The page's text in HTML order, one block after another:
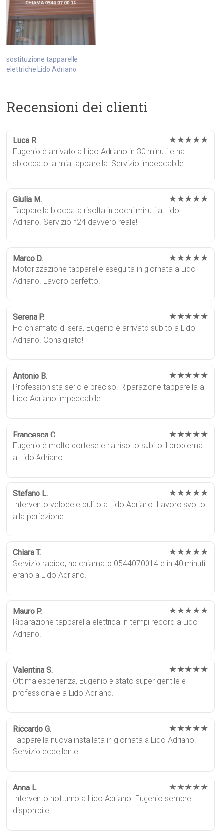
sostituzione tapparelle
elettriche Lido Adriano
Recensioni dei clienti
Luca R. ★★★★★
Eugenio è arrivato a Lido Adriano in 30 minuti e ha
sbloccato la mia tapparella. Servizio impeccabile!
Giulia M. ★★★★★
Tapparella bloccata risolta in pochi minuti a Lido
Adriano. Servizio h24 davvero reale!
Marco D. ★★★★★
Motorizzazione tapparelle eseguita in giornata a Lido
Adriano. Lavoro perfetto!
Serena P. ★★★★★
Ho chiamato di sera, Eugenio è arrivato subito a Lido
Adriano. Consigliato!
Antonio B. ★★★★★
Professionista serio e preciso. Riparazione tapparella a
Lido Adriano impeccabile.
Francesca C. ★★★★★
Eugenio è molto cortese e ha risolto subito il problema
a Lido Adriano.
Stefano L. ★★★★★
Intervento veloce e pulito a Lido Adriano. Lavoro svolto
alla perfezione.
Chiara T. ★★★★★
Servizio rapido, ho chiamato 0544070014 e in 40 minuti
erano a Lido Adriano.
Mauro P. ★★★★★
Riparazione tapparella elettrica in tempi record a Lido
Adriano.
Valentina S. ★★★★★
Ottima esperienza, Eugenio è stato super gentile e
professionale a Lido Adriano.
Riccardo G. ★★★★★
Tapparella nuova installata in giornata a Lido Adriano.
Servizio eccellente.
Anna L. ★★★★★
Intervento notturno a Lido Adriano. Eugenio sempre
disponibile!